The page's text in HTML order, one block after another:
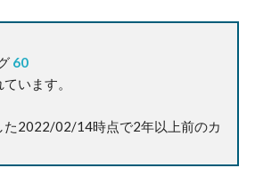
60
います。
た2022/02/14時点で2年以上前のカ